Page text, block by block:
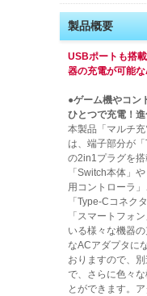
製品概要
USBポートも搭
器の充電が可能な
●ゲーム機やコン
ひとつで充電！
本製品「マルチ充
は、端子部分が
の2in1プラグを搭
「Switch本体」
用コントローラ
「Type-Cコネク
「スマートフォ
いる様々な機器
なACアダプタに
おりますので、
で、さらに色々
とができます。